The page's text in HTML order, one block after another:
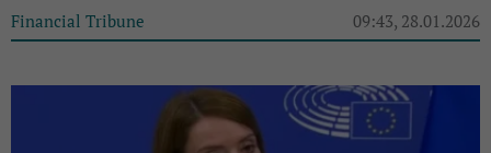
Financial Tribune 09:43, 28.01.2026